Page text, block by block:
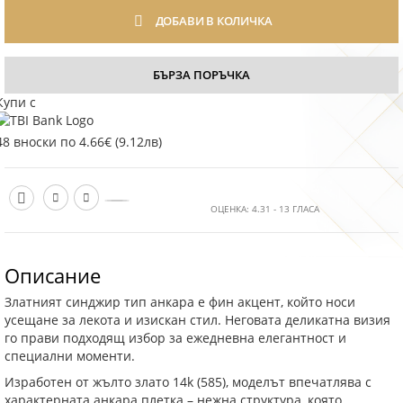
ДОБАВИ В КОЛИЧКА
БЪРЗА ПОРЪЧКА
с
вноски по 4.66€ (9.12лв)
ОЦЕНКА: 4.31 - 13 ГЛАСА
Описание
Златният синджир тип анкара е фин акцент, който носи
усещане за лекота и изискан стил. Неговата деликатна визия
го прави подходящ избор за ежедневна елегантност и
специални моменти.
Изработен от жълто злато 14k (585), моделът впечатлява с